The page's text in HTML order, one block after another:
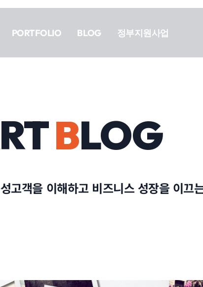
PORTFOLIO BLOG 정부지원사업
BLOG
고객을 이해하고 비즈니스 성장을 이끄